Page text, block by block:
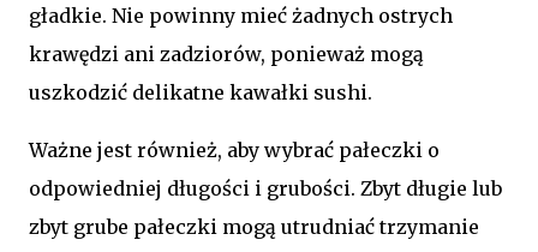
gładkie. Nie powinny mieć żadnych ostrych
krawędzi ani zadziorów, ponieważ mogą
uszkodzić delikatne kawałki sushi.
Ważne jest również, aby wybrać pałeczki o
odpowiedniej długości i grubości. Zbyt długie lub
zbyt grube pałeczki mogą utrudniać trzymanie